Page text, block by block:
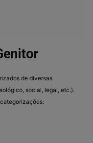
de diversas
social, legal, etc.).